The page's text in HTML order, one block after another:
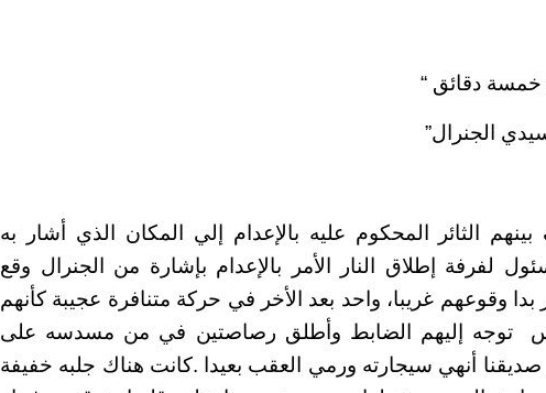
خمسة دقائق “
الجنرال”
الثائر المحكوم عليه بالإعدام إلي المكان الذي أشار به
لفرفة إطلاق النار الأمر بالإعدام بإشارة من الجنرال وقع
بدا وقوعهم غريبا، واحد بعد الأخر في حركة متنافرة عجيبة كأنهم
توجه إليهم الضابط وأطلق رصاصتين في من مسدسه على
أنهي سيجارته ورمي العقب بعيدا .كانت هناك جلبه خفيفة